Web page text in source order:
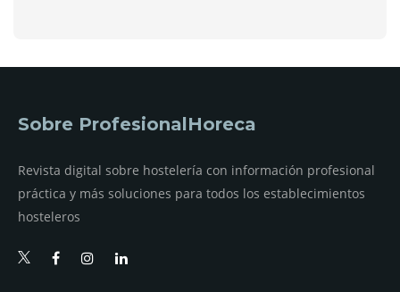
Sobre ProfesionalHoreca
Revista digital sobre hostelería con información profesional
práctica y más soluciones para todos los establecimientos
hosteleros